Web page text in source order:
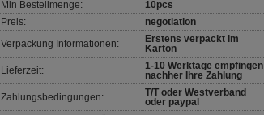
Min Bestellmenge:
10pcs
Preis:
negotiation
Verpackung Informationen:
Erstens verpackt im
Karton
Lieferzeit:
1-10 Werktage empfingen
nachher Ihre Zahlung
Zahlungsbedingungen:
T/T oder Westverband
oder paypal